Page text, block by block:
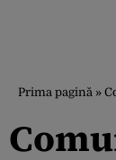
Prima pagină »